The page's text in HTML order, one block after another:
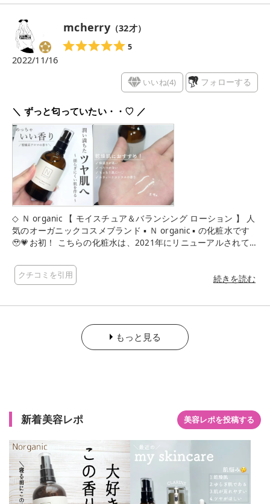
心地◎ スキンケアタイムを癒しの時間にかえてくれるＮ organi
c 柑橘系の香りが好きな方にオススメです
mcherry（32才）
5
2022/11/16
いいね(4) フォローする
＼ ずっと匂っていたい・・♡ ／
◇ Ｎ organic 【 モイスチュア＆バランシング ローション 】 人
気のオーガニックコスメブランド ▪ Ｎ organic ▪ の化粧水です
🥹💗お初！ こちらの化粧水は、2021年にリニューアルされて
べたつかずに とっても使いやすいテクスチャーです。 季節問わ
ず、年中使えます😉 肌トラブルに対策しながら、潤いとツヤを
クチコミを引用 続きを読む
もっと見る
新着美容レポ 美容レポを投稿する